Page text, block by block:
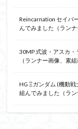
Reincarnation セイバ
んでみました（ラン
30MP 式波・アスカ
（ランナー画像、素
HG Ξガンダム (機動
組んでみました（ラ